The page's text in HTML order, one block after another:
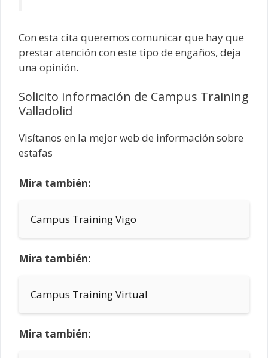
Con esta cita queremos comunicar que hay que
prestar atención con este tipo de engaños, deja
una opinión.
Solicito información de Campus Training
Valladolid
Visítanos en la mejor web de información sobre
estafas
Mira también:
Campus Training Vigo
Mira también:
Campus Training Virtual
Mira también: